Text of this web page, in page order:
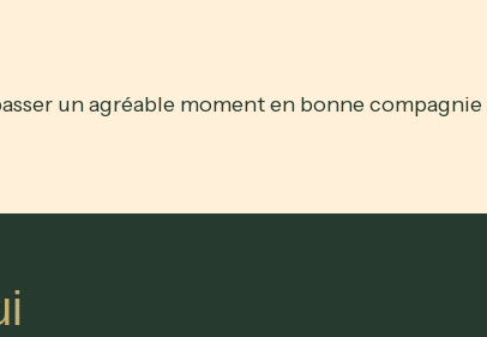
un agréable moment en bonne compagnie